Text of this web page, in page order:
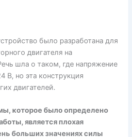
было разработана для
двигателя на
шла о таком, где напряжение
В, но эта конструкция
двигателей.
которое было определено
является плохая
больших значениях силы